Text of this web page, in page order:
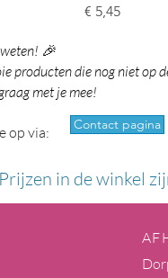
Prijs
€ 5,45
🎉
producten die nog niet op
met je mee!
op via: Contact pagina
in de winkel